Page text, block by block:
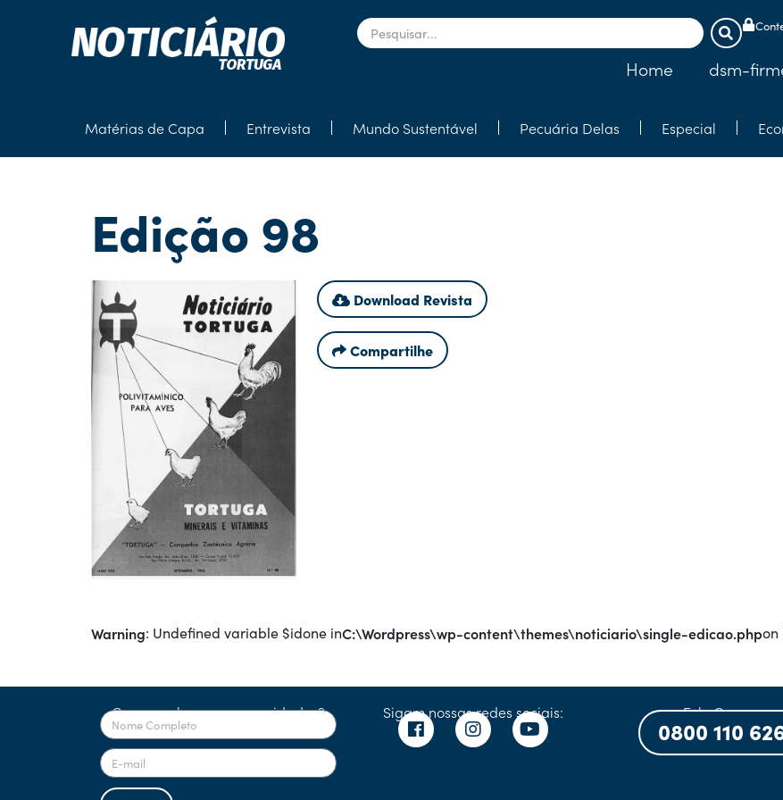
Home dsm-
Matérias de Capa Entrevista Mundo Sustentável Pecuária Delas Especial
Edição 98
Download Revista
Compartilhe
Warning: Undefined variable $idone inC:\Wordpress\wp-content\themes\noticiario\single-edicao.phpon
Quer receber nossas novidades? Sigam nossas redes sociais: Fale Conosco:
0800 110